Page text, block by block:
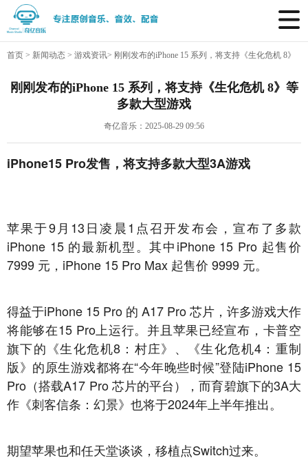
首页 > 新闻动态 > 游戏资讯> 刚刚发布的iPhone 15 系列，将支持《生化危机 8》
等多款大型游戏
刚刚发布的iPhone 15 系列，将支持《生化危机 8》等
多款大型游戏
奇亿音乐：2025-08-29 09:56
iPhone15 Pro发售，将支持多款大型3A游戏
苹果于9月13日凌晨1点召开发布会，宣布了多款
iPhone 15 的最新机型。其中iPhone 15 Pro 起售价
7999 元，iPhone 15 Pro Max 起售价 9999 元。
得益于iPhone 15 Pro 的 A17 Pro 芯片，许多游戏大作
将能够在15 Pro上运行。并且苹果已经宣布，卡普空
旗下的《生化危机8：村庄》、《生化危机4：重制
版》的原生游戏都将在“今年晚些时候”登陆iPhone 15
Pro（搭载A17 Pro 芯片的平台），而育碧旗下的3A大
作《刺客信条：幻景》也将于2024年上半年推出。
期望苹果也和任天堂谈谈，移植点Switch过来。